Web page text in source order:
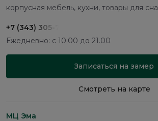
корпусная мебель, кухни, товары для сна
+7 (343) 305-74-37
Ежедневно: с 10.00 до 21.00
Записаться на замер
Смотреть на карте
МЦ Эма